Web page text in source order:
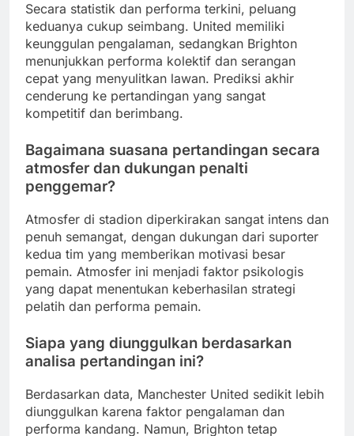
Secara statistik dan performa terkini, peluang
keduanya cukup seimbang. United memiliki
keunggulan pengalaman, sedangkan Brighton
menunjukkan performa kolektif dan serangan
cepat yang menyulitkan lawan. Prediksi akhir
cenderung ke pertandingan yang sangat
kompetitif dan berimbang.
Bagaimana suasana pertandingan secara
atmosfer dan dukungan penalti
penggemar?
Atmosfer di stadion diperkirakan sangat intens dan
penuh semangat, dengan dukungan dari suporter
kedua tim yang memberikan motivasi besar
pemain. Atmosfer ini menjadi faktor psikologis
yang dapat menentukan keberhasilan strategi
pelatih dan performa pemain.
Siapa yang diunggulkan berdasarkan
analisa pertandingan ini?
Berdasarkan data, Manchester United sedikit lebih
diunggulkan karena faktor pengalaman dan
performa kandang. Namun, Brighton tetap